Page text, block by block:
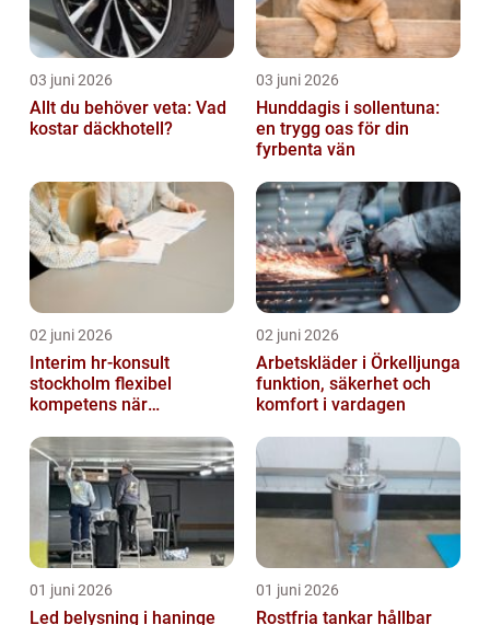
03 juni 2026
Allt du behöver veta: Vad
kostar däckhotell?
03 juni 2026
Hunddagis i sollentuna:
en trygg oas för din
fyrbenta vän
02 juni 2026
Interim hr-konsult
stockholm flexibel
kompetens när
02 juni 2026
Arbetskläder i Örkelljunga
funktion, säkerhet och
komfort i vardagen
01 juni 2026
Led belysning i haninge
01 juni 2026
Rostfria tankar hållbar